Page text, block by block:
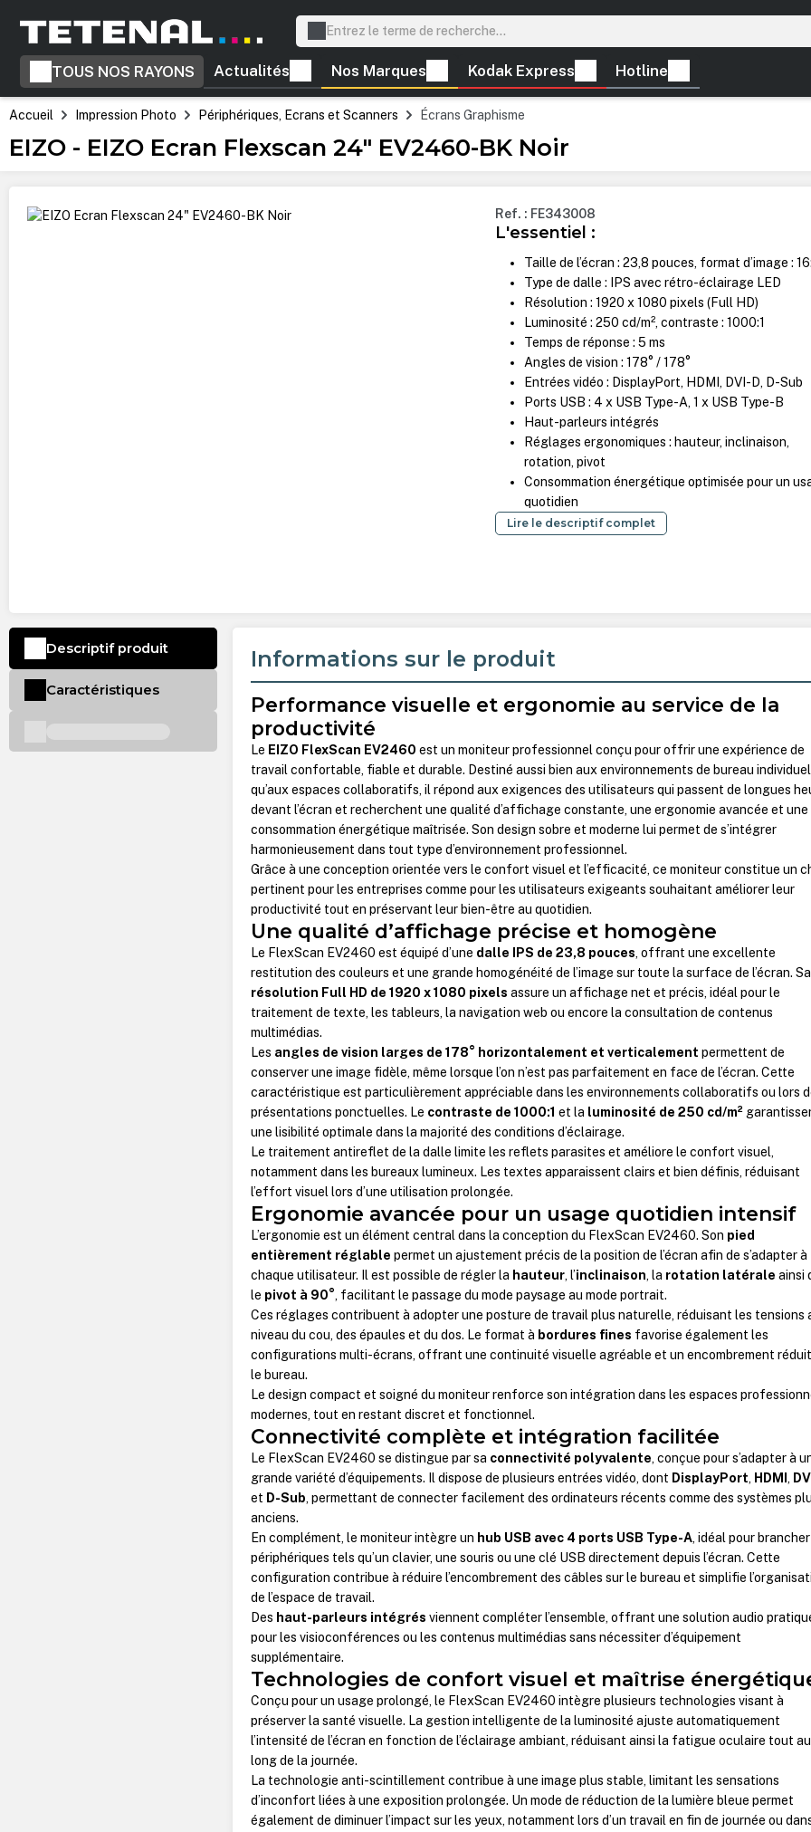
Passer à la navigation principale
TOUS NOS RAYONS Actualités Nos Marques Kodak Express Hotline
Accueil Impression Photo Périphériques, Ecrans et Scanners Écrans Graphisme
EIZO - EIZO Ecran Flexscan 24" EV2460-BK Noir
Ignorer la galerie d'images Ref. : FE343008
L'essentiel :
Taille de l’écran : 23,8 pouces, format d’image :
Type de dalle : IPS avec rétro-éclairage LED
Résolution : 1920 x 1080 pixels (Full HD)
Luminosité : 250 cd/m², contraste : 1000:1
Temps de réponse : 5 ms
Angles de vision : 178° / 178°
Entrées vidéo : DisplayPort, HDMI, DVI-D, D-Sub
Ports USB : 4 x USB Type-A, 1 x USB Type-B
Haut-parleurs intégrés
Réglages ergonomiques : hauteur, inclinaison,
rotation, pivot
Consommation énergétique optimisée pour un
quotidien
Lire le descriptif complet
Informations sur le produit
Performance visuelle et ergonomie au service de la
productivité
Le EIZO FlexScan EV2460 est un moniteur professionnel conçu pour offrir une expérience de
travail confortable, fiable et durable. Destiné aussi bien aux environnements de bureau
qu’aux espaces collaboratifs, il répond aux exigences des utilisateurs qui passent de longues
devant l’écran et recherchent une qualité d’affichage constante, une ergonomie avancée et une
consommation énergétique maîtrisée. Son design sobre et moderne lui permet de s’intégrer
harmonieusement dans tout type d’environnement professionnel.
Grâce à une conception orientée vers le confort visuel et l’efficacité, ce moniteur constitue un
pertinent pour les entreprises comme pour les utilisateurs exigeants souhaitant améliorer leur
productivité tout en préservant leur bien-être au quotidien.
Une qualité d’affichage précise et homogène
Le FlexScan EV2460 est équipé d’une dalle IPS de 23,8 pouces, offrant une excellente
restitution des couleurs et une grande homogénéité de l’image sur toute la surface de l’écran. Sa
résolution Full HD de 1920 x 1080 pixels assure un affichage net et précis, idéal pour le
traitement de texte, les tableurs, la navigation web ou encore la consultation de contenus
multimédias.
Les angles de vision larges de 178° horizontalement et verticalement permettent de
conserver une image fidèle, même lorsque l’on n’est pas parfaitement en face de l’écran. Cette
caractéristique est particulièrement appréciable dans les environnements collaboratifs ou lors
présentations ponctuelles. Le contraste de 1000:1 et la luminosité de 250 cd/m²
une lisibilité optimale dans la majorité des conditions d’éclairage.
Le traitement antireflet de la dalle limite les reflets parasites et améliore le confort visuel,
notamment dans les bureaux lumineux. Les textes apparaissent clairs et bien définis, réduisant
l’effort visuel lors d’une utilisation prolongée.
Ergonomie avancée pour un usage quotidien intensif
L’ergonomie est un élément central dans la conception du FlexScan EV2460. Son pied
entièrement réglable permet un ajustement précis de la position de l’écran afin de s’adapter à
chaque utilisateur. Il est possible de régler la hauteur, l’inclinaison, la rotation latérale ainsi
le pivot à 90°, facilitant le passage du mode paysage au mode portrait.
Ces réglages contribuent à adopter une posture de travail plus naturelle, réduisant les tensions
niveau du cou, des épaules et du dos. Le format à bordures fines favorise également les
configurations multi-écrans, offrant une continuité visuelle agréable et un encombrement
le bureau.
Le design compact et soigné du moniteur renforce son intégration dans les espaces
modernes, tout en restant discret et fonctionnel.
Connectivité complète et intégration facilitée
Le FlexScan EV2460 se distingue par sa connectivité polyvalente, conçue pour s’adapter à
grande variété d’équipements. Il dispose de plusieurs entrées vidéo, dont DisplayPort, HDMI,
et D-Sub, permettant de connecter facilement des ordinateurs récents comme des systèmes
anciens.
En complément, le moniteur intègre un hub USB avec 4 ports USB Type-A, idéal pour
périphériques tels qu’un clavier, une souris ou une clé USB directement depuis l’écran. Cette
configuration contribue à réduire l’encombrement des câbles sur le bureau et simplifie
de l’espace de travail.
Des haut-parleurs intégrés viennent compléter l’ensemble, offrant une solution audio
pour les visioconférences ou les contenus multimédias sans nécessiter d’équipement
supplémentaire.
Technologies de confort visuel et maîtrise
Conçu pour un usage prolongé, le FlexScan EV2460 intègre plusieurs technologies visant à
préserver la santé visuelle. La gestion intelligente de la luminosité ajuste automatiquement
l’intensité de l’écran en fonction de l’éclairage ambiant, réduisant ainsi la fatigue oculaire tout au
long de la journée.
La technologie anti-scintillement contribue à une image plus stable, limitant les sensations
d’inconfort liées à une exposition prolongée. Un mode de réduction de la lumière bleue permet
également de diminuer l’impact sur les yeux, notamment lors d’un travail en fin de journée ou
Descriptif produit
Caractéristiques